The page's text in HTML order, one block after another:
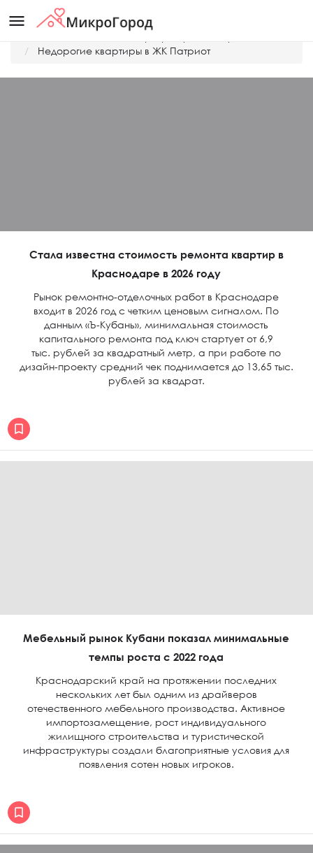
menu
Недорогие квартиры в ЖК Патриот
Стала известна стоимость ремонта квартир в
Краснодаре в 2026 году
Рынок ремонтно-отделочных работ в Краснодаре
входит в 2026 год с четким ценовым сигналом. По
данным «Ъ-Кубань», минимальная стоимость
капитального ремонта под ключ стартует от 6,9
тыс. рублей за квадратный метр, а при работе по
дизайн-проекту средний чек поднимается до 13,65 тыс.
рублей за квадрат.
Мебельный рынок Кубани показал минимальные
темпы роста с 2022 года
Краснодарский край на протяжении последних
нескольких лет был одним из драйверов
отечественного мебельного производства. Активное
импортозамещение, рост индивидуального
жилищного строительства и туристической
инфраструктуры создали благоприятные условия для
появления сотен новых игроков.